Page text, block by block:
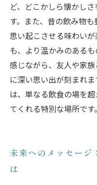
ど、どこかしら懐かし
す。また、昔の飲み物
思い起こさせる味わい
も、より温かみのある
感じながら、友人や家
に深い思い出が刻まれ
は、単なる飲食の場を
てくれる特別な場所です。
未来へのメッセージ
は